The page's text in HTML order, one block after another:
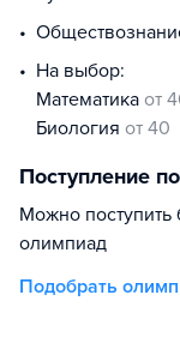
На выбор:
математика от
биология от 40
Поступление
Можно поступить
олимпиад
Подобрать